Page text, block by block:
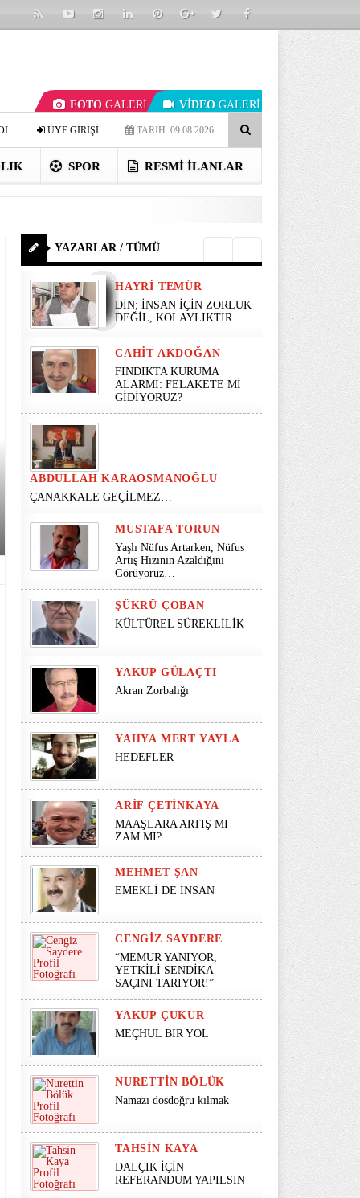
FOTO GALERİ VİDEO GALERİ
TARİH: 09.08.2026
ÜYE GİRİŞİ
SPOR RESMI İLANLAR
YAZARLAR / TÜMÜ
HAYRI TEMÜR
DİN; İNSAN İÇİN ZORLUK
DEĞİL, KOLAYLIKTIR
CAHIT AKDOĞAN
FINDIKTA KURUMA
ALARMI: FELAKETE Mİ
GİDİYORUZ?
ABDULLAH KARAOSMANOĞLU
ÇANAKKALE GEÇİLMEZ…
MUSTAFA TORUN
Yaşlı Nüfus Artarken, Nüfus
Artış Hızının Azaldığını
Görüyoruz…
ŞÜKRÜ ÇOBAN
KÜLTÜREL SÜREKLİLİK
...
YAKUP GÜLAÇTI
Akran Zorbalığı
YAHYA MERT YAYLA
HEDEFLER
ARIF ÇETINKAYA
MAAŞLARA ARTIŞ MI
ZAM MI?
MEHMET ŞAN
EMEKLİ DE İNSAN
CENGIZ SAYDERE
“MEMUR YANIYOR,
YETKİLİ SENDİKA
SAÇINI TARIYOR!”
YAKUP ÇUKUR
MEÇHUL BİR YOL
NURETTIN BÖLÜK
Namazı dosdoğru kılmak
TAHSIN KAYA
DALÇIK İÇİN
REFERANDUM YAPILSIN